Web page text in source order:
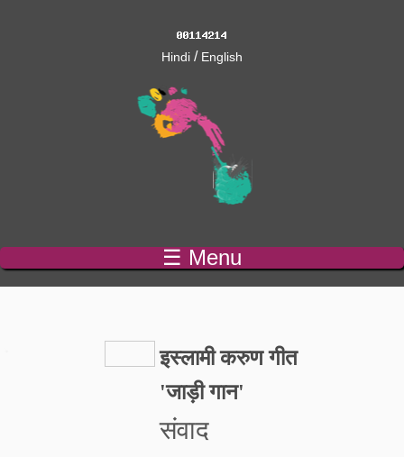
Hindi / English
☰ Menu
इस्लामी करुण गीत
'जाड़ी गान'
संवाद